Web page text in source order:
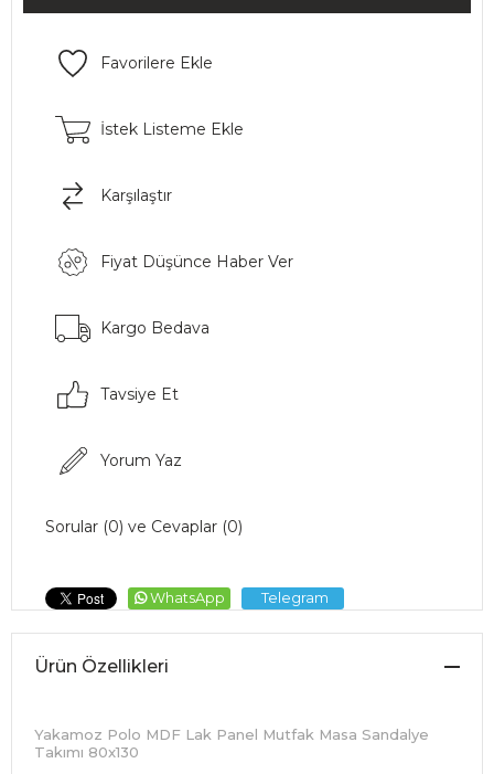
Favorilere Ekle
İstek Listeme Ekle
Karşılaştır
Fiyat Düşünce Haber Ver
Kargo Bedava
Tavsiye Et
Yorum Yaz
Sorular (0) ve Cevaplar (0)
WhatsApp Telegram
Ürün Özellikleri
Yakamoz Polo MDF Lak Panel Mutfak Masa Sandalye
Takımı 80x130